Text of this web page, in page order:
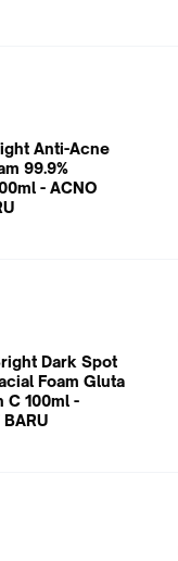
Anti-Acne
99.9%
- ACNO
Dark Spot
Foam Gluta
C 100ml -
BARU